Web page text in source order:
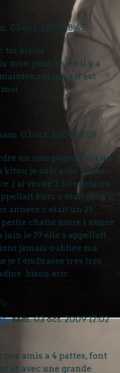
03 oct. 2009 18:45
toi kikou
mon petit chien il y a
mais il est
03 oct. 2009 17:09
un compagnon est un
je suis avec toi de
.j ai vecue 2 fois cela un
kurc c etait mon
annees c etait un 21
chatte noire l annee
juin le 19 elle s appellait
jamais oubliee ma
je t embrasse tres tres
.bisou eric
sam. 03 oct. 2009 17:02
nos amis a 4 pattes, font
et avec une grande